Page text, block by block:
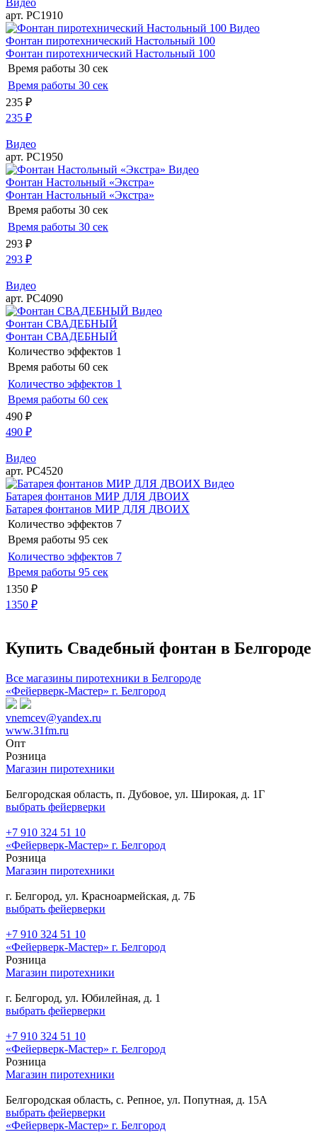
арт. РС1910
Видео
Фонтан пиротехнический Настольный 100
Фонтан пиротехнический Настольный 100
Время работы 30 сек
Время работы 30 сек
235 ₽
235 ₽
Видео
арт. РС1950
Видео
Фонтан Настольный «Экстра»
Фонтан Настольный «Экстра»
Время работы 30 сек
Время работы 30 сек
293 ₽
293 ₽
Видео
арт. РС4090
Видео
Фонтан СВАДЕБНЫЙ
Фонтан СВАДЕБНЫЙ
Количество эффектов 1
Время работы 60 сек
Количество эффектов 1
Время работы 60 сек
490 ₽
490 ₽
Видео
арт. РС4520
Видео
Батарея фонтанов МИР ДЛЯ ДВОИХ
Батарея фонтанов МИР ДЛЯ ДВОИХ
Количество эффектов 7
Время работы 95 сек
Количество эффектов 7
Время работы 95 сек
1350 ₽
1350 ₽
Купить Свадебный фонтан в Белгороде
Все магазины пиротехники в Белгороде
«Фейерверк-Мастер» г. Белгород
vnemcev@yandex.ru
www.31fm.ru
Опт
Розница
Магазин пиротехники
Белгородская область, п. Дубовое, ул. Широкая, д. 1Г
выбрать фейерверки
+7 910 324 51 10
«Фейерверк-Мастер» г. Белгород
Розница
Магазин пиротехники
г. Белгород, ул. Красноармейская, д. 7Б
выбрать фейерверки
+7 910 324 51 10
«Фейерверк-Мастер» г. Белгород
Розница
Магазин пиротехники
г. Белгород, ул. Юбилейная, д. 1
выбрать фейерверки
+7 910 324 51 10
«Фейерверк-Мастер» г. Белгород
Розница
Магазин пиротехники
Белгородская область, с. Репное, ул. Попутная, д. 15А
выбрать фейерверки
«Фейерверк-Мастер» г. Белгород